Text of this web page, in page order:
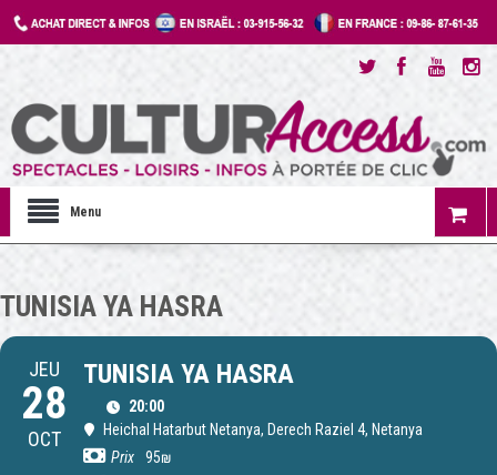
Menu
TUNISIA YA HASRA
JEU
28
OCT
TUNISIA YA HASRA
20:00
Heichal Hatarbut Netanya, Derech Raziel 4, Netanya
Prix
95₪